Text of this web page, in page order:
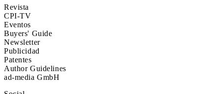
Revista
CPI-TV
Eventos
Buyers' Guide
Newsletter
Publicidad
Patentes
Author Guidelines
ad-media GmbH